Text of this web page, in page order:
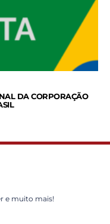
DA CORPORAÇÃO
e muito mais!